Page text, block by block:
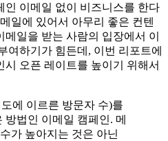
인 이메일 없이 비즈니스를 한다
일에 있어서 아무리 좋은 컨텐
일을 받는 사람의 입장에서 이
여하기가 힘든데, 이번 리포트에
오픈 레이트를 높이기 위해서
도에 이르른 방문자 수)를
법인 이메일 캠페인. 메
가 높아지는 것은 아닌